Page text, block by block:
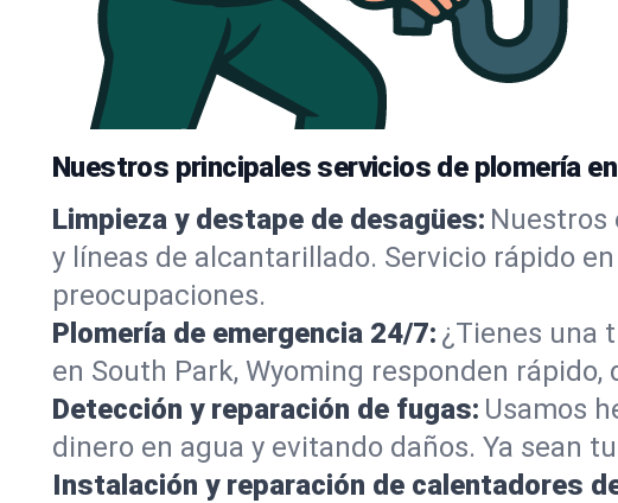
Nuestros principales servicios de plomería
Limpieza y destape de desagües: Nuestros
y líneas de alcantarillado. Servicio rápido
preocupaciones.
Plomería de emergencia 24/7: ¿Tienes una
en South Park, Wyoming responden
Detección y reparación de fugas: Usamos
dinero en agua y evitando daños. Ya sean
Instalación y reparación de calentadores